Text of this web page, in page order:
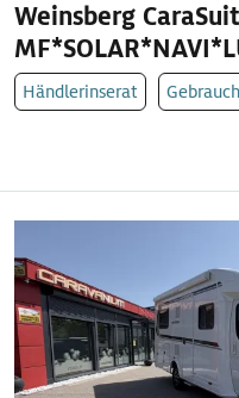
Weinsberg
Händlerinserat